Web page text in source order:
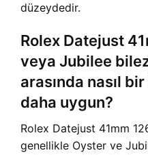
düzeydedir.
Rolex Datejust
veya Jubilee
arasında nasıl
daha uygun?
Rolex Datejust 41mm
genellikle Oyster ve